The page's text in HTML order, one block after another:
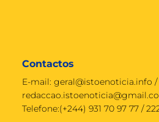
Contactos
E-mail: geral@istoenoticia.info /
Telefone:(+244) 931 70 97 77 /